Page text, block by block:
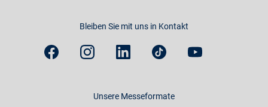
Bleiben Sie mit uns in Kontakt
Unsere Messeformate